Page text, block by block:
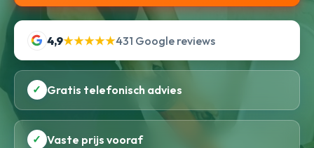
4,9★★★★★431 Google reviews
✓ Gratis telefonisch advies
✓ Vaste prijs vooraf